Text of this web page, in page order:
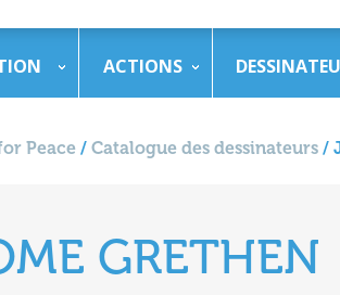
ACTIONS
Peace / Catalogue des dessinateurs /
GRETHEN